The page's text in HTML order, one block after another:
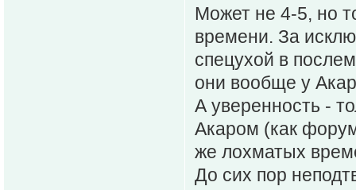
Может не 4-5, но
времени. За
спецухой в
они вообще у
А уверенность -
Акаром (как
же лохматых
До сих пор